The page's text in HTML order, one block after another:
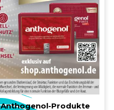
Anthogenol-Produkte